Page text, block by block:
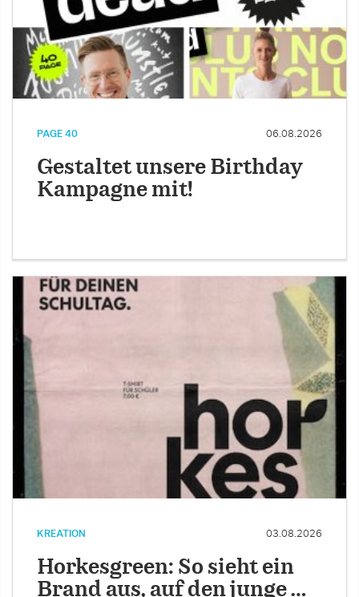
PAGE 40 06.08.2026
Gestaltet unsere Birthday
Kampagne mit!
KREATION 03.08.2026
Horkesgreen: So sieht ein
Brand aus, auf den junge …